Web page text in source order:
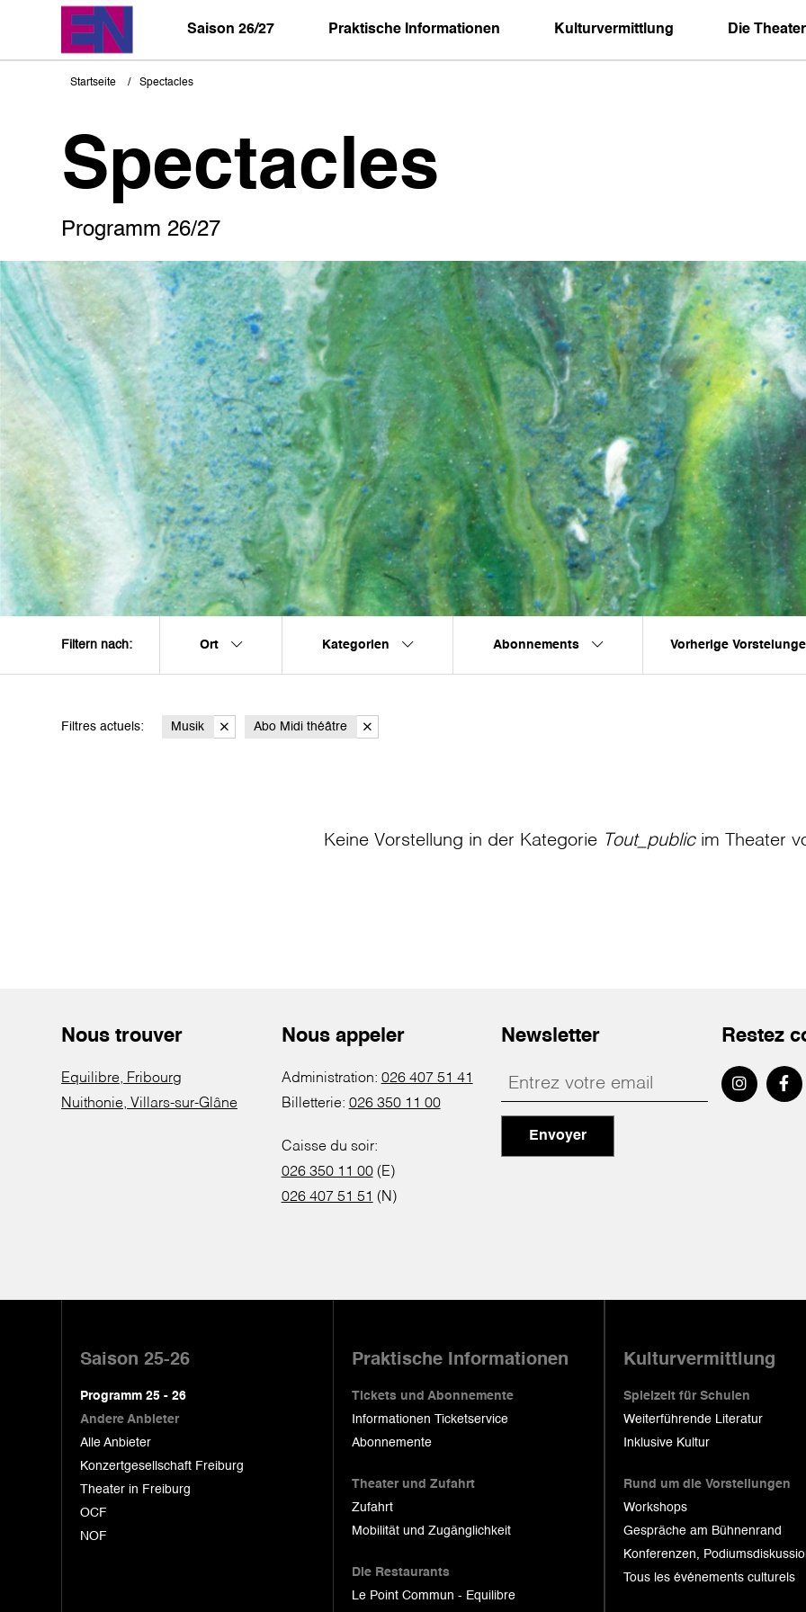
Saison 26/27 Praktische Informationen Kulturvermittlung Die Theater
Pfadnavigation
Startseite Spectacles
Spectacles
Programm 26/27
Filtern nach: Ort Kategorien Abonnements Vorherige
Filtres actuels: Musik Abo Midi théâtre
Keine Vorstellung in der Kategorie Tout_publicim Theater
Nous trouver
Equilibre, Fribourg
Nuithonie, Villars-sur-Glâne
Nous appeler
Administration: 026 407 51 41
Billetterie: 026 350 11 00
Caisse du soir:
026 350 11 00(E)
026 407 51 51 (N)
Newsletter
Envoyer
Restez
Saison 25-26
Programm 25 - 26
Andere Anbieter
Alle Anbieter
Konzertgesellschaft Freiburg
Theater in Freiburg
OCF
NOF
Praktische Informationen
Tickets und Abonnemente
Informationen Ticketservice
Abonnemente
Theater und Zufahrt
Zufahrt
Mobilität und Zugänglichkeit
Die Restaurants
Le Point Commun - Equilibre
Kulturvermittlung
Spielzeit für Schulen
Weiterführende Literatur
Inklusive Kultur
Rund um die Vorstellungen
Workshops
Gespräche am Bühnenrand
Konferenzen,
Tous les événements culturels